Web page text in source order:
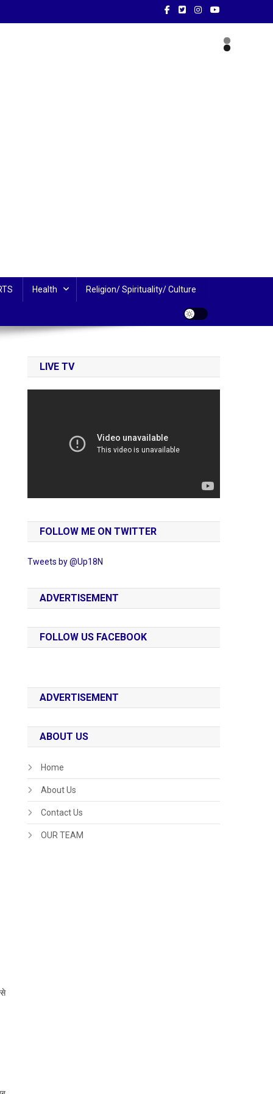
Health Religion/ Spirituality/ Culture
LIVE TV
FOLLOW ME ON TWITTER
Tweets by @Up18N
ADVERTISEMENT
FOLLOW US FACEBOOK
ADVERTISEMENT
ABOUT US
Home
About Us
Contact Us
OUR TEAM